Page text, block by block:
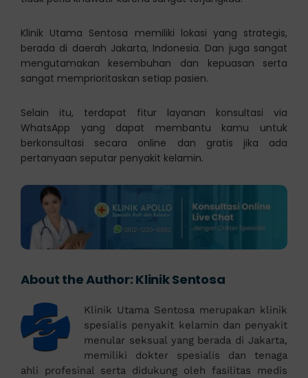
Klinik Utama Sentosa memiliki lokasi yang strategis,
berada di daerah Jakarta, Indonesia. Dan juga sangat
mengutamakan kesembuhan dan kepuasan serta
sangat memprioritaskan setiap pasien.
Selain itu, terdapat fitur layanan konsultasi via
WhatsApp yang dapat membantu kamu untuk
berkonsultasi secara online dan gratis jika ada
pertanyaan seputar penyakit kelamin.
About the Author: Klinik Sentosa
Klinik Utama Sentosa merupakan klinik
spesialis penyakit kelamin dan penyakit
menular seksual yang berada di Jakarta,
memiliki dokter spesialis dan tenaga
ahli profesinal serta didukung oleh fasilitas medis